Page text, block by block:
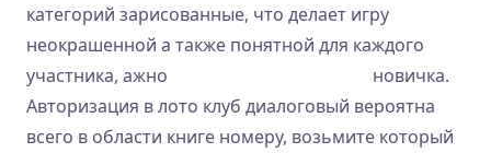
категорий зарисованные, что делает игру
неокрашенной а также понятной для каждого
участника, ажно
новичка.
Авторизация в лото клуб диалоговый вероятна
всего в области книге номеру, возьмите который